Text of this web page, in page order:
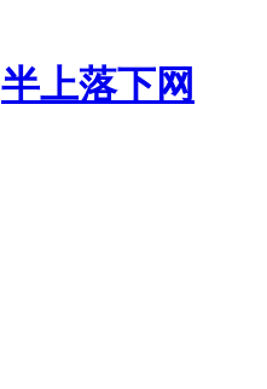
半上落下网